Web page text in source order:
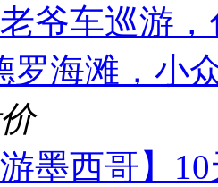
爷车巡游
罗海滩，小
游墨西哥】